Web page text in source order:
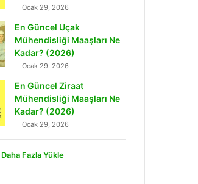
Ocak 29, 2026
En Güncel Uçak
Mühendisliği Maaşları Ne
Kadar? (2026)
Ocak 29, 2026
En Güncel Ziraat
Mühendisliği Maaşları Ne
Kadar? (2026)
Ocak 29, 2026
Daha Fazla Yükle